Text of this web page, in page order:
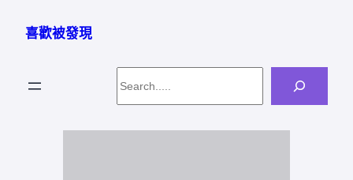
喜歡被發現